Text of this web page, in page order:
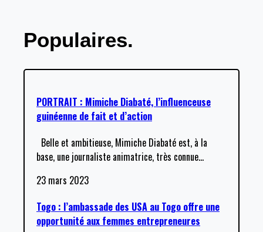
Populaires.
PORTRAIT : Mimiche Diabaté, l’influenceuse
guinéenne de fait et d’action
Belle et ambitieuse, Mimiche Diabaté est, à la
base, une journaliste animatrice, très connue…
23 mars 2023
Togo : l’ambassade des USA au Togo offre une
opportunité aux femmes entrepreneures